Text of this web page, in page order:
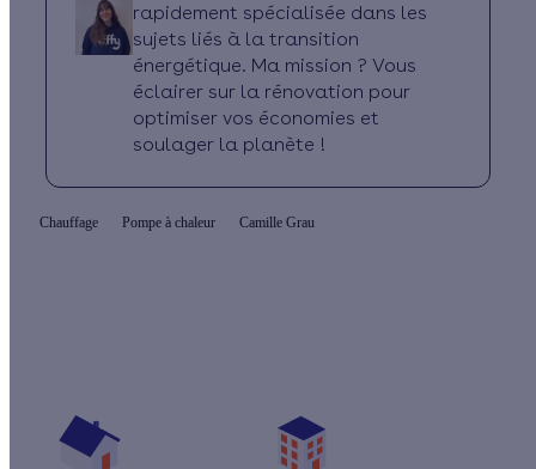
rapidement spécialisée dans les
sujets liés à la transition
énergétique. Ma mission ? Vous
éclairer sur la rénovation pour
optimiser vos économies et
soulager la planète !
Chauffage Pompe à chaleur Camille Grau